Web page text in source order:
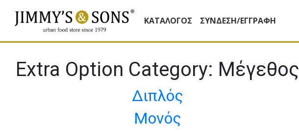
ΚΑΤΆΛΟΓΟΣ ΣΥΝΔΕΣΗ/ΕΓΓΡΑΦΗ
Extra Option Category: Mέγεθος
Διπλός
Μονός